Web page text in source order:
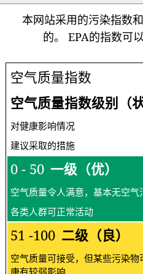
本网站采用的污染指数
的。 EPA的指数可
空气质量指数
空气质量指数级别（
对健康影响情况
建议采取的措施
0 - 50 一级（优）
空气质量令人满意，基本无空气
各类人群可正常活动
51 -100 二级（良）
空气质量可接受，但某些污染
康有较弱影响